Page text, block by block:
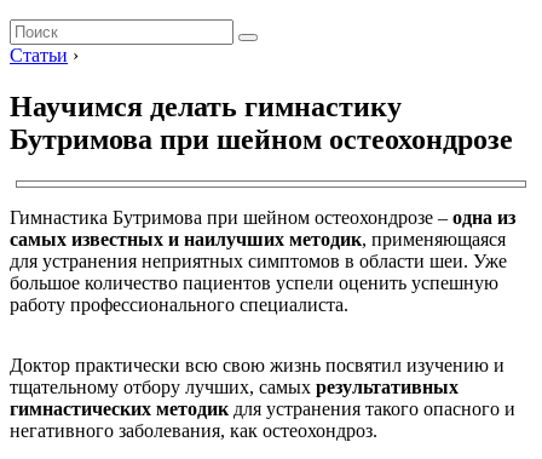
Статьи ›
Научимся делать гимнастику
Бутримова при шейном остеохондрозе
Гимнастика Бутримова при шейном остеохондрозе – одна из
самых известных и наилучших методик, применяющаяся
для устранения неприятных симптомов в области шеи. Уже
большое количество пациентов успели оценить успешную
работу профессионального специалиста.
Доктор практически всю свою жизнь посвятил изучению и
тщательному отбору лучших, самых результативных
гимнастических методик для устранения такого опасного и
негативного заболевания, как остеохондроз.